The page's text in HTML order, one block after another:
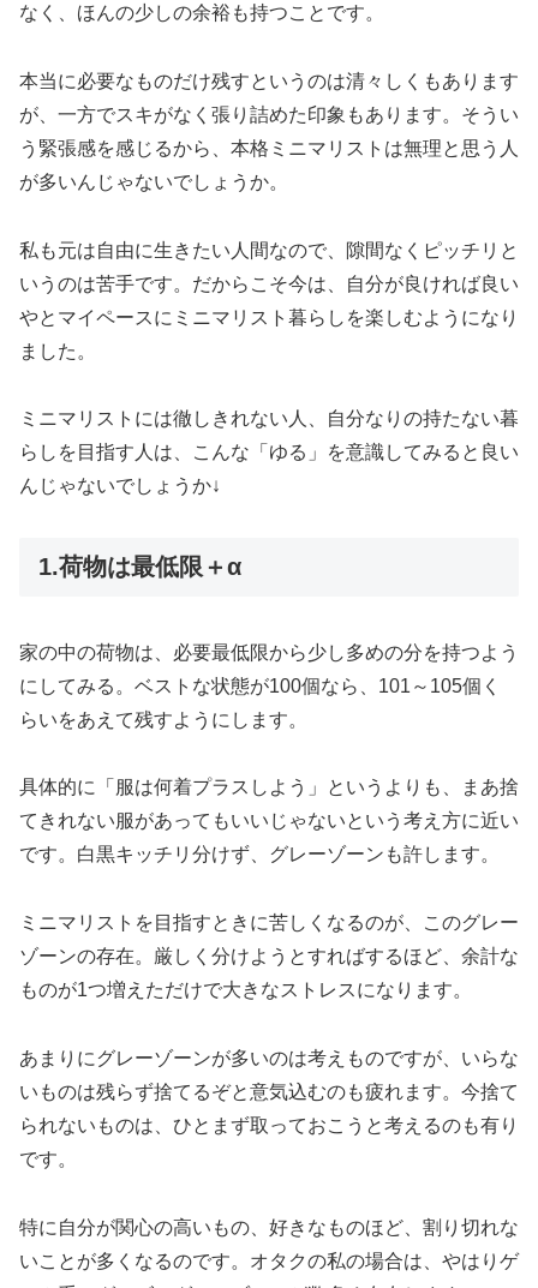
なく、ほんの少しの余裕も持つことです。
本当に必要なものだけ残すというのは清々しくもあります
が、一方でスキがなく張り詰めた印象もあります。そうい
う緊張感を感じるから、本格ミニマリストは無理と思う人
が多いんじゃないでしょうか。
私も元は自由に生きたい人間なので、隙間なくピッチリと
いうのは苦手です。だからこそ今は、自分が良ければ良い
やとマイペースにミニマリスト暮らしを楽しむようになり
ました。
ミニマリストには徹しきれない人、自分なりの持たない暮
らしを目指す人は、こんな「ゆる」を意識してみると良い
んじゃないでしょうか↓
1.荷物は最低限＋α
家の中の荷物は、必要最低限から少し多めの分を持つよう
にしてみる。ベストな状態が100個なら、101～105個く
らいをあえて残すようにします。
具体的に「服は何着プラスしよう」というよりも、まあ捨
てきれない服があってもいいじゃないという考え方に近い
です。白黒キッチリ分けず、グレーゾーンも許します。
ミニマリストを目指すときに苦しくなるのが、このグレー
ゾーンの存在。厳しく分けようとすればするほど、余計な
ものが1つ増えただけで大きなストレスになります。
あまりにグレーゾーンが多いのは考えものですが、いらな
いものは残らず捨てるぞと意気込むのも疲れます。今捨て
られないものは、ひとまず取っておこうと考えるのも有り
です。
特に自分が関心の高いもの、好きなものほど、割り切れな
いことが多くなるのです。オタクの私の場合は、やはりゲ